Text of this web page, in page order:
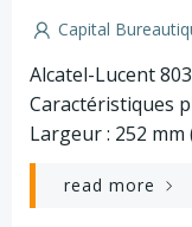
Capital
Alcatel-Lucent
Caractéristiques
Largeur : 252
read more